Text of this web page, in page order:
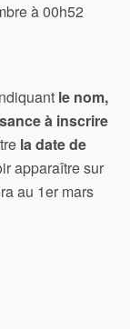
à 00h52
le nom,
à inscrire
la date de
apparaître sur
au 1er mars